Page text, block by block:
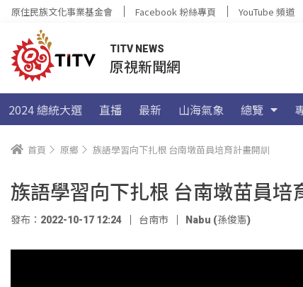
原住民族文化事業基金會 Facebook 粉絲專頁 YouTube 頻道
TITV NEWS
原視新聞網
2024 總統大選 直播 最新 山海氣象 總覽
首頁 原鄉 族語學習向下扎根 台南墩苗員培育計畫開訓
族語學習向下扎根 台南墩苗員培
發布：2022-10-17 12:24 台南市 Nabu (孫俊憲)